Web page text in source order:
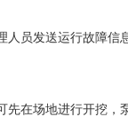
员发送运行故障信
在场地进行开挖，